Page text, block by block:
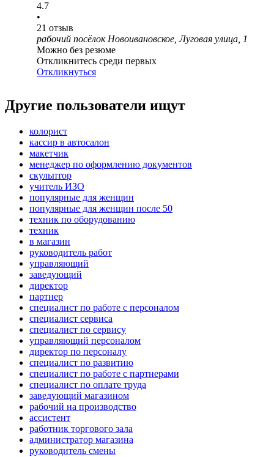
4.7
•
21 отзыв
рабочий посёлок Новоивановское, Луговая улица, 1
Можно без резюме
Откликнитесь среди первых
Откликнуться
Другие пользователи ищут
колорист
кассир в автосалон
макетчик
менеджер по оформлению документов
скульптор
учитель ИЗО
популярные для женщин
популярные для женщин после 50
техник по оборудованию
техник
в магазин
руководитель работ
управляющий
заведующий
директор
партнер
специалист по работе с персоналом
специалист сервиса
специалист по сервису
управляющий персоналом
директор по персоналу
специалист по развитию
специалист по работе с партнерами
специалист по оплате труда
заведующий магазином
рабочий на производство
ассистент
работник торгового зала
администратор магазина
руководитель смены